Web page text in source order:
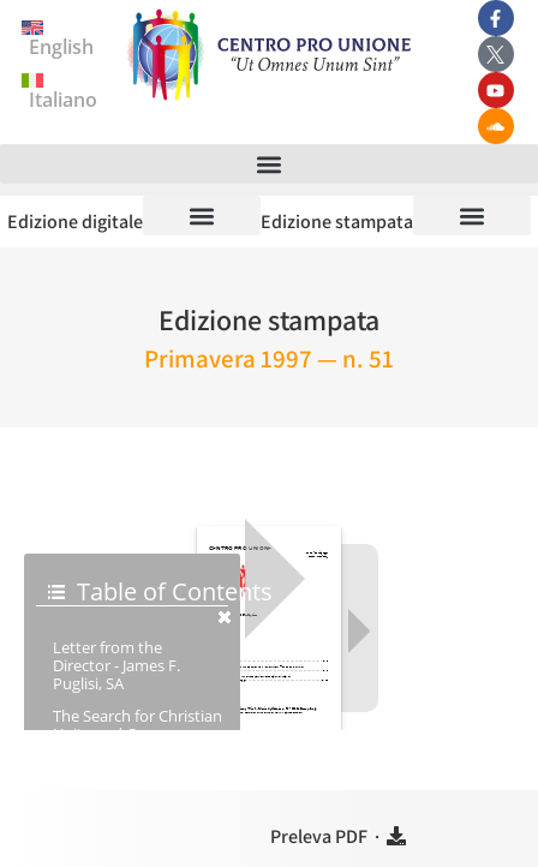
English
Italiano
Edizione digitale Edizione stampata
Edizione stampata
Primavera 1997 — n. 51
Preleva PDF ·